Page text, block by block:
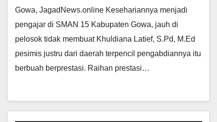
Gowa, JagadNews.online Kesehariannya menjadi
pengajar di SMAN 15 Kabupaten Gowa, jauh di
pelosok tidak membuat Khuldiana Latief, S.Pd, M.Ed
pesimis justru dari daerah terpencil pengabdiannya itu
berbuah berprestasi. Raihan prestasi…